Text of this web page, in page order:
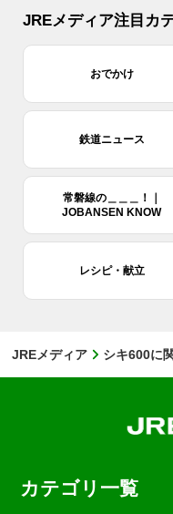
JREメディア注目カ
おでかけ
鉄道ニュース
常磐線の＿＿＿！｜
JOBANSEN KNOW
レシピ・献立
JREメディア シキ600に
カテゴリ一覧